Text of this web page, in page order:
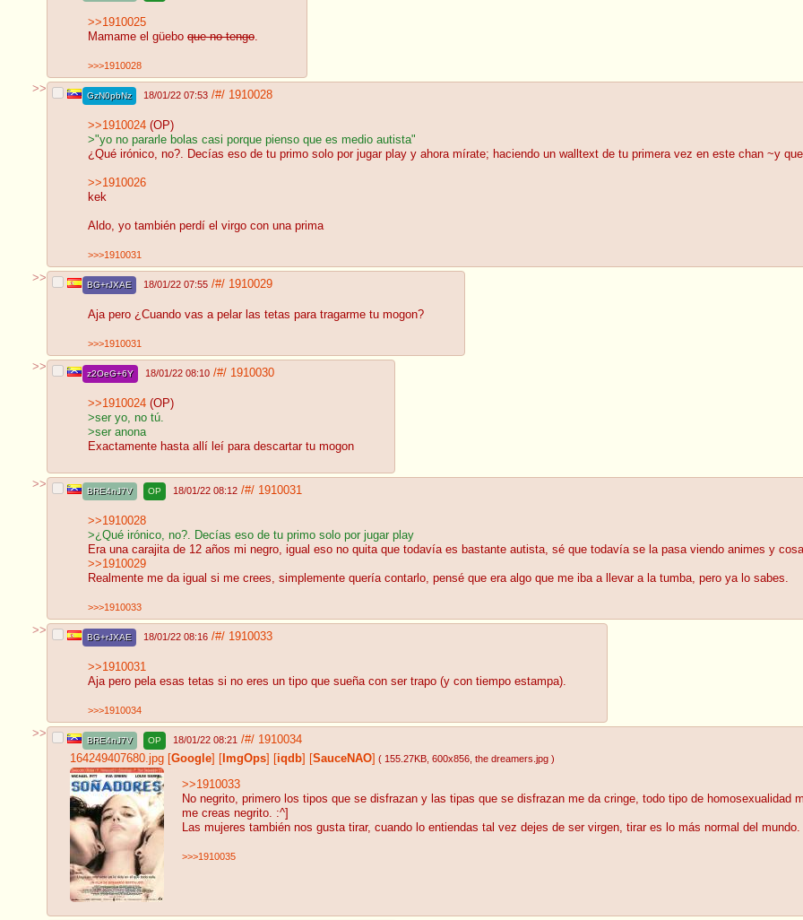
>>1910025
Mamame el güebo que no tengo
>>>1910028
>>
GzN0pbNz 18/01/22 07:53 /#/ 1910028
>>1910024 (OP)
>"yo no pararle bolas casi porque pienso que es medio autista"
¿Qué irónico, no?. Decías eso de tu primo solo por jugar play y ahora mírate; haciendo un walltext de tu primera vez en este chan ~y
>>1910026
kek
Aldo, yo también perdí el virgo con una prima
>>>1910031
>>
BG+rJXAE 18/01/22 07:55 /#/ 1910029
Aja pero ¿Cuando vas a pelar las tetas para tragarme tu mogon?
>>>1910031
>>
z2OeG+6Y 18/01/22 08:10 /#/ 1910030
>>1910024 (OP)
>ser yo, no tú.
>ser anona
Exactamente hasta allí leí para descartar tu mogon
>>
BRE4nJ7V OP 18/01/22 08:12 /#/ 1910031
>>1910028
>¿Qué irónico, no?. Decías eso de tu primo solo por jugar play
Era una carajita de 12 años mi negro, igual eso no quita que todavía es bastante autista, sé que todavía se la pasa viendo animes y
>>1910029
Realmente me da igual si me crees, simplemente quería contarlo, pensé que era algo que me iba a llevar a la tumba, pero ya lo sabes.
>>>1910033
>>
BG+rJXAE 18/01/22 08:16 /#/ 1910033
>>1910031
Aja pero pela esas tetas si no eres un tipo que sueña con ser trapo (y con tiempo estampa).
>>>1910034
>>
BRE4nJ7V OP 18/01/22 08:21 /#/ 1910034
164249407680.jpg Google ImgOps iqdb SauceNAO ( 155.27KB , 600x856 , the dreamers.jpg )
>>1910033
No negrito, primero los tipos que se disfrazan y las tipas que se disfrazan me da cringe, todo tipo de homosexualidad
me creas negrito. :^]
Las mujeres también nos gusta tirar, cuando lo entiendas tal vez dejes de ser virgen, tirar es lo más normal del mundo.
>>>1910035